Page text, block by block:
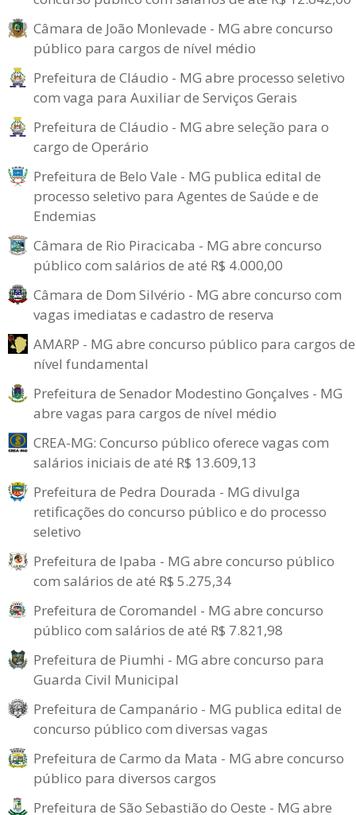
Câmara de João Monlevade - MG abre concurso
público para cargos de nível médio
Prefeitura de Cláudio - MG abre processo seletivo
com vaga para Auxiliar de Serviços Gerais
Prefeitura de Cláudio - MG abre seleção para o
cargo de Operário
Prefeitura de Belo Vale - MG publica edital de
processo seletivo para Agentes de Saúde e de
Endemias
Câmara de Rio Piracicaba - MG abre concurso
público com salários de até R$ 4.000,00
Câmara de Dom Silvério - MG abre concurso com
vagas imediatas e cadastro de reserva
AMARP - MG abre concurso público para cargos de
nível fundamental
Prefeitura de Senador Modestino Gonçalves - MG
abre vagas para cargos de nível médio
CREA-MG: Concurso público oferece vagas com
salários iniciais de até R$ 13.609,13
Prefeitura de Pedra Dourada - MG divulga
retificações do concurso público e do processo
seletivo
Prefeitura de Ipaba - MG abre concurso público
com salários de até R$ 5.275,34
Prefeitura de Coromandel - MG abre concurso
público com salários de até R$ 7.821,98
Prefeitura de Piumhi - MG abre concurso para
Guarda Civil Municipal
Prefeitura de Campanário - MG publica edital de
concurso público com diversas vagas
Prefeitura de Carmo da Mata - MG abre concurso
público para diversos cargos
Prefeitura de São Sebastião do Oeste - MG abre